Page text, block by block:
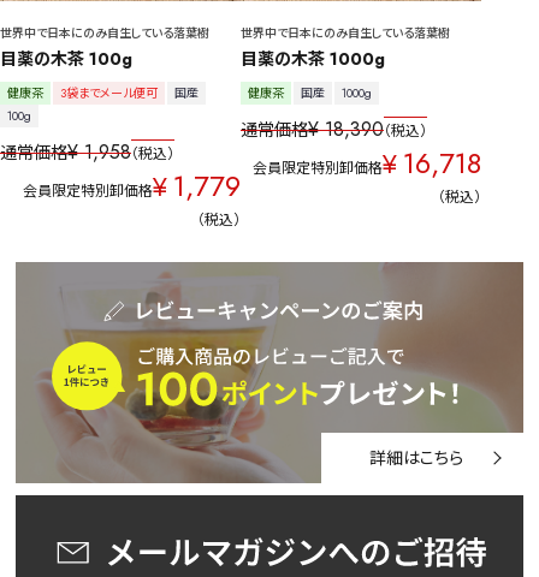
世界中で日本にのみ自生している落葉樹
目薬の木茶 100g
健康茶 3袋までメール便可
国産
100g
通常価格¥ 1,958 税込
会員限定特別卸価格¥1,779
税込
世界中で日本にのみ自生している落葉樹
目薬の木茶 1000g
健康茶 国産 1000g
通常価格¥ 18,390 税込
会員限定特別卸価格¥16,718
税込
詳細はこちら